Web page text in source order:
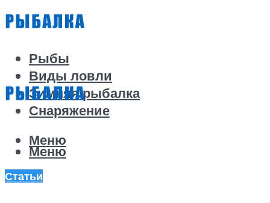
Рыбы
Виды ловли
Зимняя рыбалка
Снаряжение
Меню
Меню
Статьи